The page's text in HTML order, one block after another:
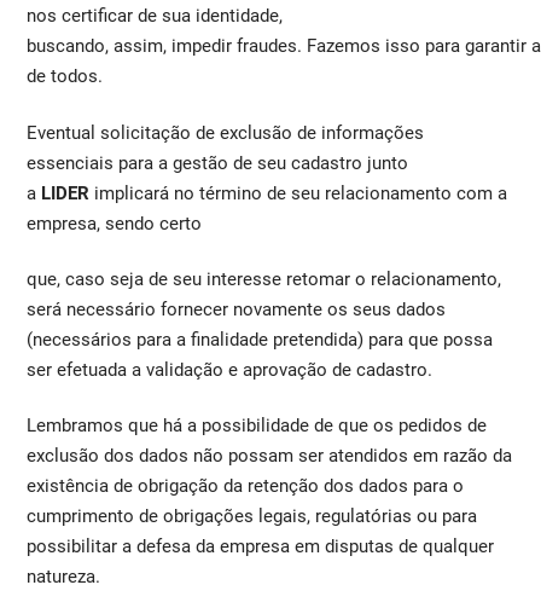
nos certificar de sua identidade,
buscando, assim, impedir fraudes. Fazemos isso para garantir
de todos.
Eventual solicitação de exclusão de informações
essenciais para a gestão de seu cadastro junto
a LIDER implicará no término de seu relacionamento com a
empresa, sendo certo
que, caso seja de seu interesse retomar o relacionamento,
será necessário fornecer novamente os seus dados
(necessários para a finalidade pretendida) para que possa
ser efetuada a validação e aprovação de cadastro.
Lembramos que há a possibilidade de que os pedidos de
exclusão dos dados não possam ser atendidos em razão da
existência de obrigação da retenção dos dados para o
cumprimento de obrigações legais, regulatórias ou para
possibilitar a defesa da empresa em disputas de qualquer
natureza.